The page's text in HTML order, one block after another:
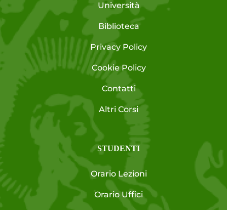
Università
Biblioteca
Privacy Policy
Cookie Policy
Contatti
Altri Corsi
STUDENTI
Orario Lezioni
Orario Uffici